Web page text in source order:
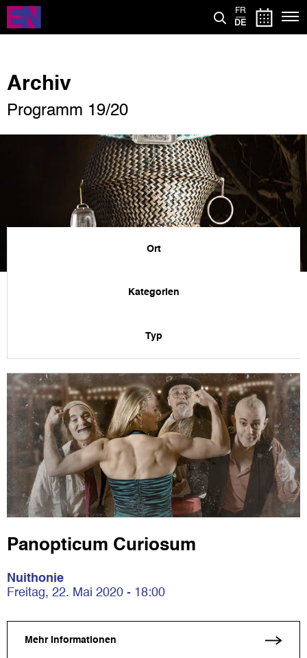
Direkt
zum
Inhalt
FR
DE
Archiv
Programm 19/20
Ort
Kategorien
Typ
Panopticum Curiosum
Nuithonie
Freitag, 22. Mai 2020 - 18:00
Mehr Informationen